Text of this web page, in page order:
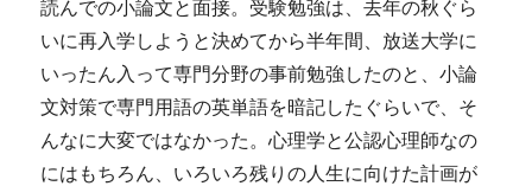
読んでの小論文と面接。受験勉強は、去年の秋ぐら
いに再入学しようと決めてから半年間、放送大学に
いったん入って専門分野の事前勉強したのと、小論
文対策で専門用語の英単語を暗記したぐらいで、そ
んなに大変ではなかった。心理学と公認心理師なの
にはもちろん、いろいろ残りの人生に向けた計画が